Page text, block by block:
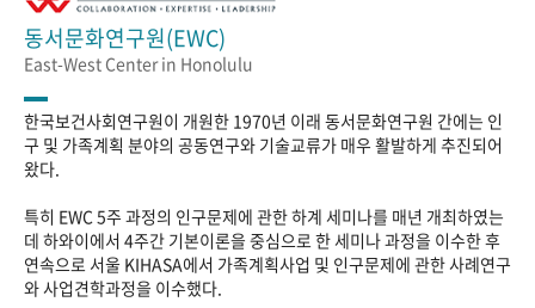
동서문화연구원(EWC)
East-West Center in Honolulu
한국보건사회연구원이 개원한 1970년 이래 동서문화연구원 간에는 인
구 및 가족계획 분야의 공동연구와 기술교류가 매우 활발하게 추진되어
왔다.
특히 EWC 5주 과정의 인구문제에 관한 하계 세미나를 매년 개최하였는
데 하와이에서 4주간 기본이론을 중심으로 한 세미나 과정을 이수한 후
연속으로 서울 KIHASA에서 가족계획사업 및 인구문제에 관한 사례연구
와 사업견학과정을 이수했다.